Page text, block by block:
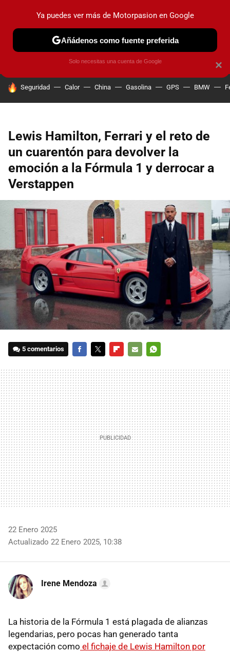
PRUEBAS COCHES ELÉCTRICOS OBSERVATORIO
HOY SE HABLA DE
Seguridad Calor China Gasolina GPS BMW
Lewis Hamilton, Ferrari y el reto de
un cuarentón para devolver la
emoción a la Fórmula 1 y derrocar a
Verstappen
5 comentarios
MAIL
22 Enero 2025
Actualizado 22 Enero 2025, 10:38
Irene Mendoza
La historia de la Fórmula 1 está plagada de alianzas
legendarias, pero pocas han generado tanta
expectación como el fichaje de Lewis Hamilton por
×
Ya puedes ver más de Motorpasion en Google
Añádenos como fuente preferida
Solo necesitas una cuenta de Google